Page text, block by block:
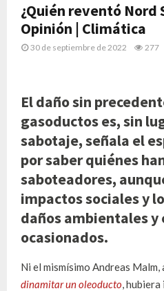
¿Quién reventó Nord
Opinión | Climática
30 de septiembre de 2022 277
El daño sin
gasoductos es, sin
sabotaje, señala el
por saber quiénes
saboteadores,
impactos sociales y
daños ambientales
ocasionados.
Ni el mismísimo Andreas
dinamitar un oleoducto,